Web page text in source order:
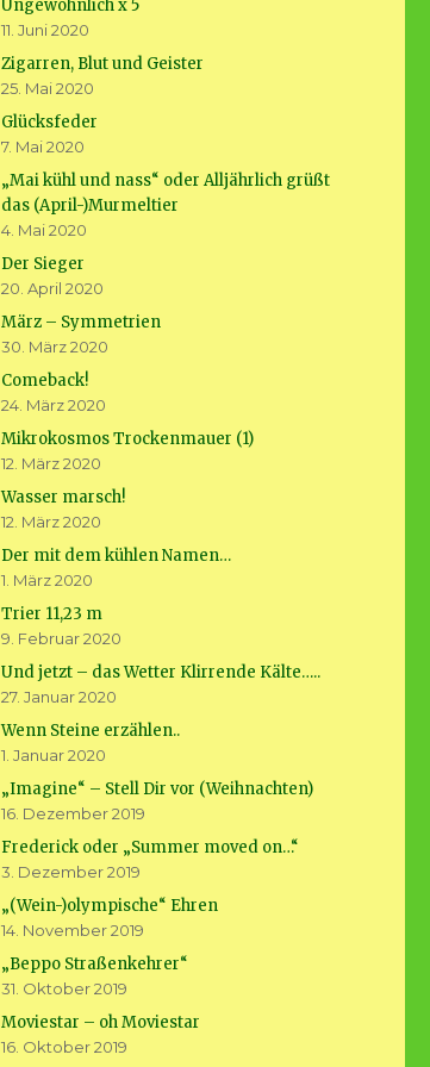
Ungewöhnlich x 5
11. Juni 2020
Zigarren, Blut und Geister
25. Mai 2020
Glücksfeder
7. Mai 2020
„Mai kühl und nass“ oder Alljährlich grüßt
das (April-)Murmeltier
4. Mai 2020
Der Sieger
20. April 2020
März – Symmetrien
30. März 2020
Comeback!
24. März 2020
Mikrokosmos Trockenmauer (1)
12. März 2020
Wasser marsch!
12. März 2020
Der mit dem kühlen Namen…
1. März 2020
Trier 11,23 m
9. Februar 2020
Und jetzt – das Wetter Klirrende Kälte…..
27. Januar 2020
Wenn Steine erzählen..
1. Januar 2020
„Imagine“ – Stell Dir vor (Weihnachten)
16. Dezember 2019
Frederick oder „Summer moved on…“
3. Dezember 2019
„(Wein-)olympische“ Ehren
14. November 2019
„Beppo Straßenkehrer“
31. Oktober 2019
Moviestar – oh Moviestar
16. Oktober 2019